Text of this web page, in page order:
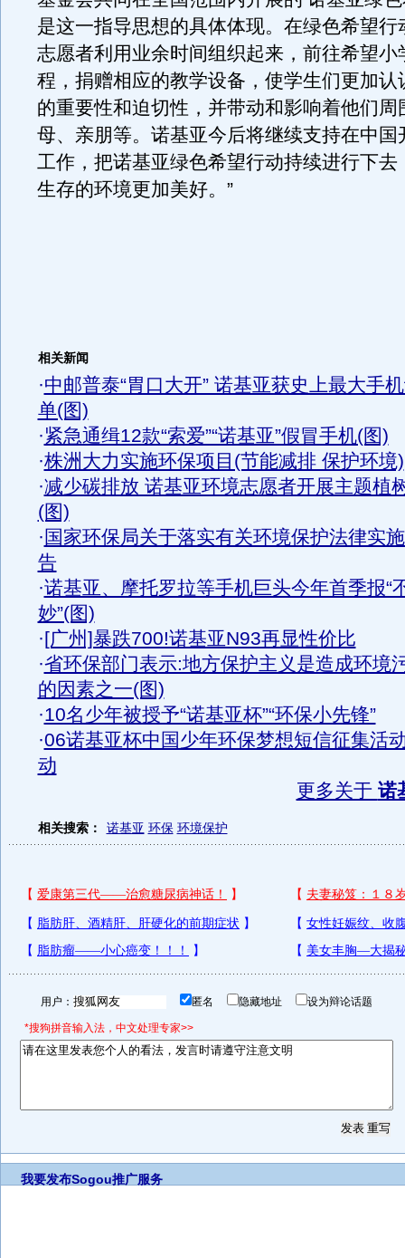
是这一指导思想的具体体现。在绿色希望行
志愿者利用业余时间组织起来，前往希望小
程，捐赠相应的教学设备，使学生们更加认
的重要性和迫切性，并带动和影响着他们周
母、亲朋等。诺基亚今后将继续支持在中国
工作，把诺基亚绿色希望行动持续进行下去
生存的环境更加美好。”
相关新闻
·中邮普泰“胃口大开” 诺基亚获史上最大手
单(图)
·紧急通缉12款“索爱”“诺基亚”假冒手机(图)
·株洲大力实施环保项目(节能减排 保护环境)
·减少碳排放 诺基亚环境志愿者开展主题植
(图)
· 国家环保局关于落实有关环境保护法律实
告
·诺基亚、摩托罗拉等手机巨头今年首季报“
妙”(图)
·[广州]暴跌700!诺基亚N93再显性价比
·省环保部门表示:地方保护主义是造成环境
的因素之一(图)
·10名少年被授予“诺基亚杯”“环保小先锋”
·06诺基亚杯中国少年环保梦想短信征集活
动
更多关于 诺
相关搜索： 诺基亚 环保 环境保护
用户： 匿名 隐藏地址 设为辩论话题
*搜狗拼音输入法，中文处理专家>>
我要发布Sogou推广服务